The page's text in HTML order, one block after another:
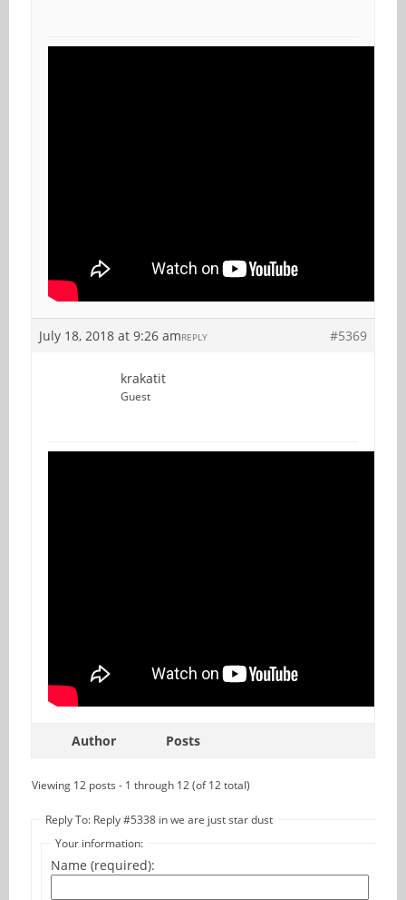
July 18, 2018 at 9:26 am #5369
REPLY
krakatit
Guest
Author Posts
Viewing 12 posts - 1 through 12 (of 12 total)
Reply To: Reply #5338 in we are just star dust
Your information:
Name (required):